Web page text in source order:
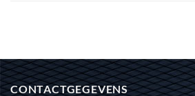
CONTACTGEGEVENS